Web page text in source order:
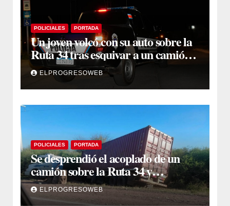
POLICIALES PORTADA
Un joven volcó con su auto sobre la
Ruta 34 tras esquivar a un camión
que se cruzó de carril
ELPROGRESOWEB
POLICIALES PORTADA
Se desprendió el acoplado de un
camión sobre la Ruta 34 y
camioneros se unieron para
retirarlo
ELPROGRESOWEB